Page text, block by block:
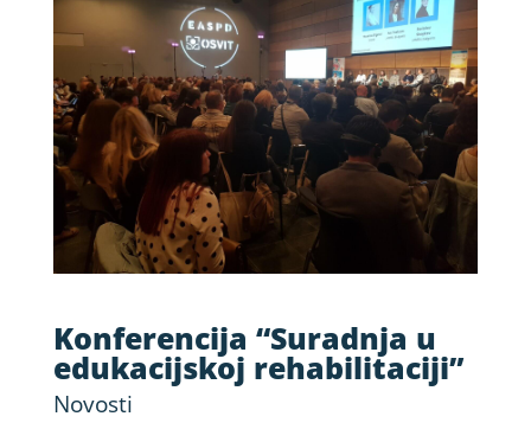
Konferencija “Suradnja u
edukacijskoj rehabilitaciji”
Novosti